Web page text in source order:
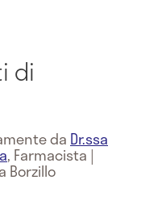
di
da Dr.ssa
, Farmacista |
Borzillo